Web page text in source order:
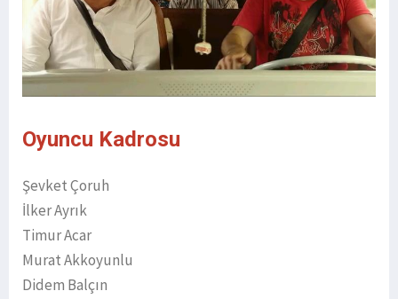
Oyuncu Kadrosu
Şevket Çoruh
İlker Ayrık
Timur Acar
Murat Akkoyunlu
Didem Balçın